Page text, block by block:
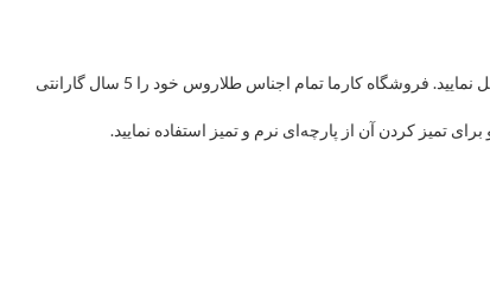
* کیفیت: کیفیت ساخت طلاروس می‌تواند متفاوت باشد. توصیه می‌شود برای خرید این آلیاژ از فروشگاه‌های معتبر اقدام کنید و از اصالت و کیفیت محصول اطمینان حاصل نمایید. فروشگاه کارما تمام اجناس طلاروس خود را 5 سال گارانتی
تمیز کردن آن از پارچه‌ای نرم و تمیز استفاده نمایید.